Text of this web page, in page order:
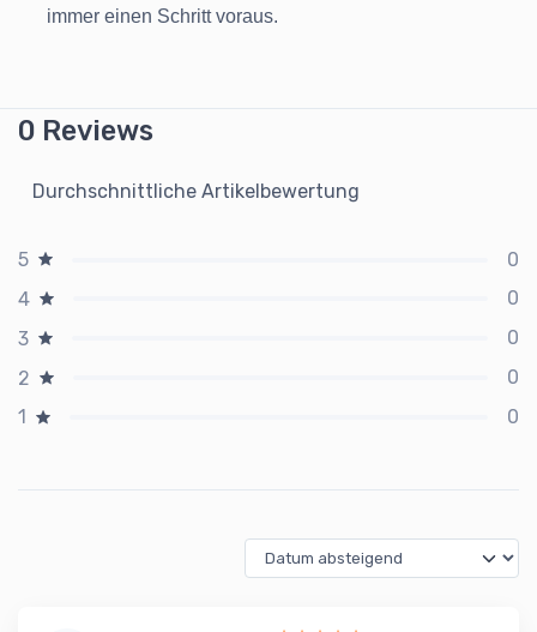
immer einen Schritt voraus.
0 Reviews
Durchschnittliche Artikelbewertung
5
0
4
0
3
0
2
0
1
0